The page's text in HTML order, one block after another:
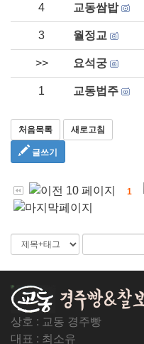
4 교동쌈밥
3 월정교
>> 요석궁
1 교동법주
처음목록 새로고침
글쓰기
1
상호 : 교동 경주빵
대표 : 최소유